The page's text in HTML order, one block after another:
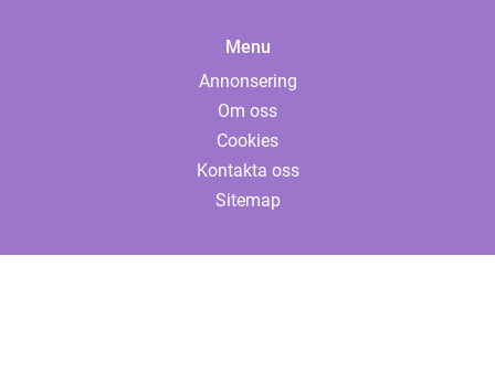
Menu
Annonsering
Om oss
Cookies
Kontakta oss
Sitemap